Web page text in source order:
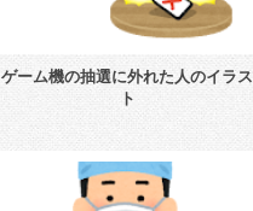
ゲーム機の抽選に外れた人のイラス
ト